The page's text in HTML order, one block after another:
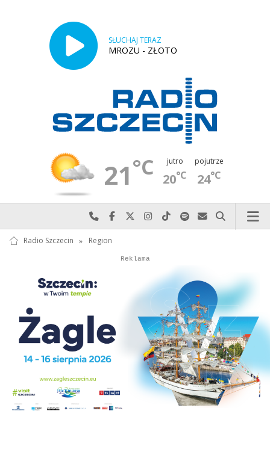
SŁUCHAJ TERAZ
MROZU - ZŁOTO
21°C jutro
20°C
pojutrze
24°C
Najlepiej po prostu do nas zadzwoń
Odwiedź nas na Facebook-u
Odwiedź nas na X
Odwiedź nas na Instagram-ie
Odwiedź nas na TikTok-u
Szukaj nas na Spotify
Wyślij do nas
Szukaj
Radio Szczecin » Region
Autopromocja
Reklama